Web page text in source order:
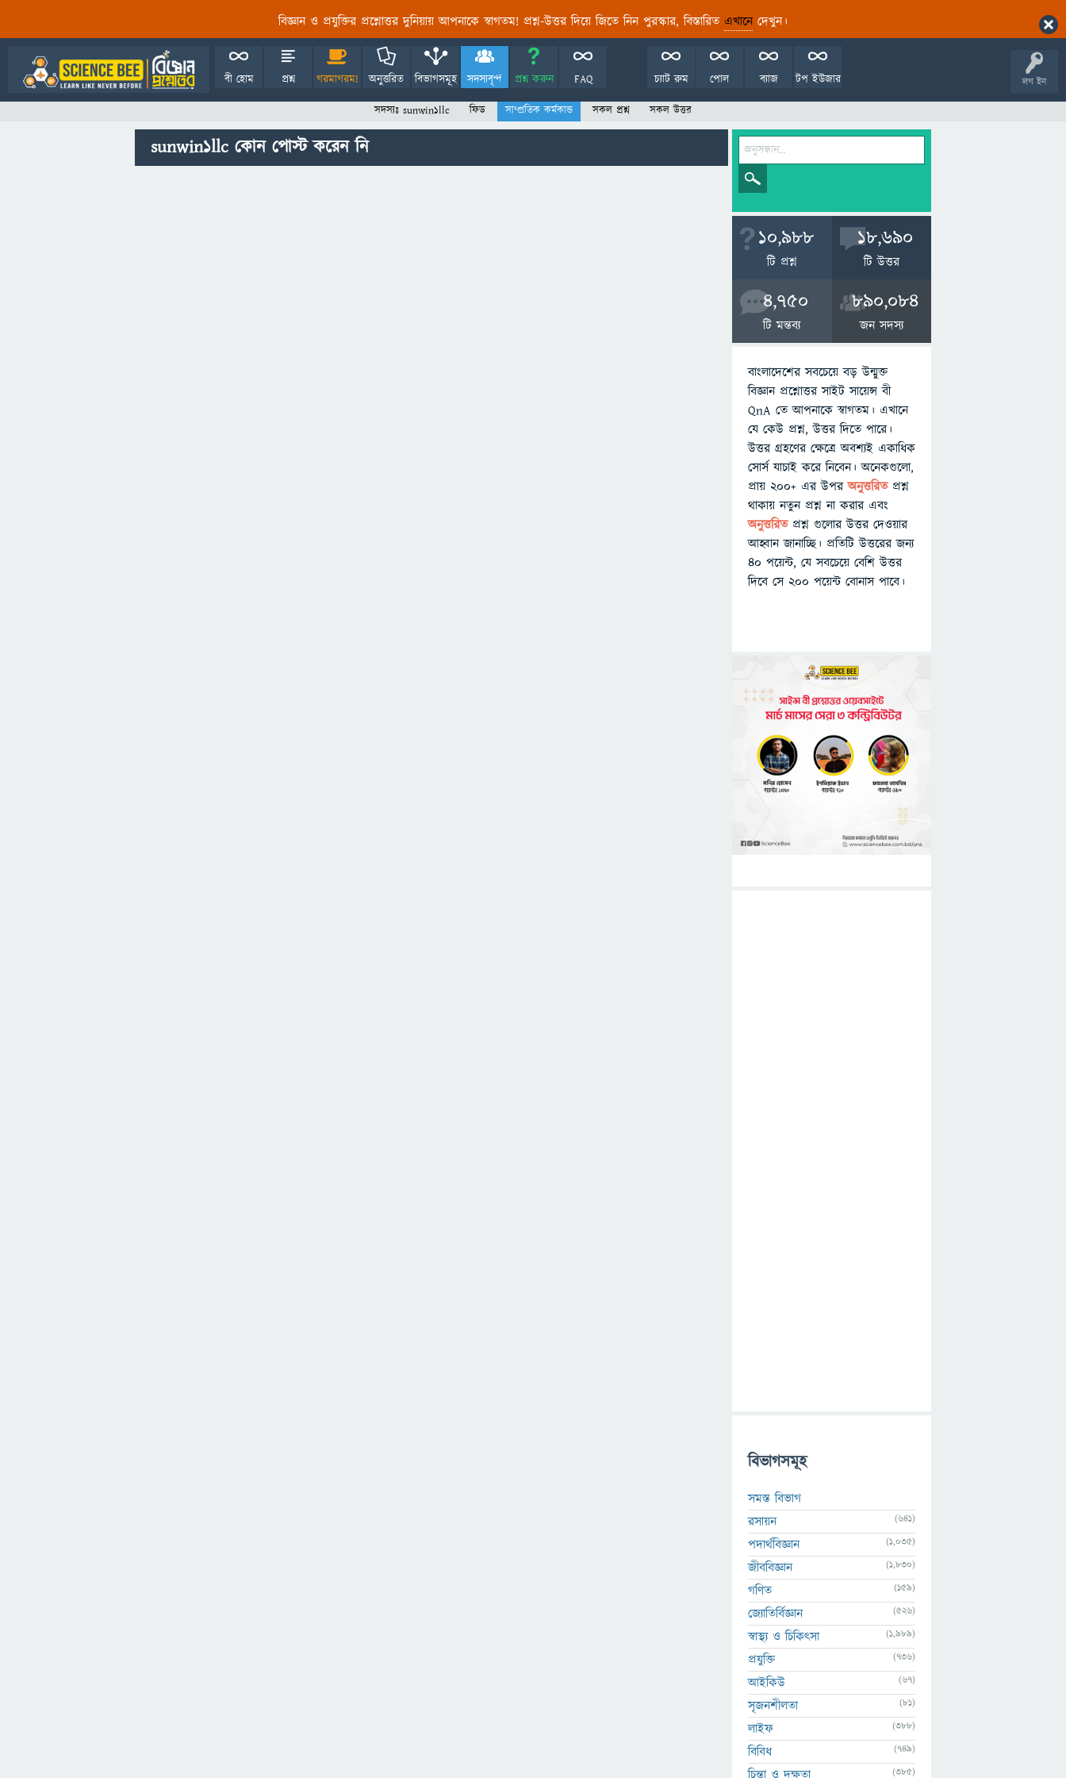
বিজ্ঞান ও প্রযুক্তির প্রশ্নোত্তর দুনিয়ায় আপনাকে স্বাগতম! প্রশ্ন-উত্তর দিয়ে জিতে নিন পুরস্কার, বিস্তারিত এখানেদেখুন।
লগ ইন
বী হোম প্রশ্ন গরমাগরম! অনুত্তরিত বিভাগসমূহ সদস্যবৃন্দ প্রশ্ন করুন FAQ টপ ইউজার
ব্যাজ
পোল
চ্যাট রুম
সদস্যঃ sunwin1llc ফিড সাম্প্রতিক কর্মকান্ড সকল প্রশ্ন সকল উত্তর
sunwin1llc কোন পোস্ট করেন নি
10,988
টি প্রশ্ন
18,690
টি উত্তর
4,750
টি মন্তব্য
890,084
জন সদস্য
বাংলাদেশের সবচেয়ে বড় উন্মুক্ত
বিজ্ঞান প্রশ্নোত্তর সাইট সায়েন্স বী
QnA তে আপনাকে স্বাগতম। এখানে
যে কেউ প্রশ্ন, উত্তর দিতে পারে।
উত্তর গ্রহণের ক্ষেত্রে অবশ্যই একাধিক
সোর্স যাচাই করে নিবেন। অনেকগুলো,
প্রায় ২০০+ এর উপরঅনুত্তরিতপ্রশ্ন
থাকায় নতুন প্রশ্ন না করার এবং
অনুত্তরিত প্রশ্ন গুলোর উত্তর দেওয়ার
আহ্বান জানাচ্ছি। প্রতিটি উত্তরের জন্য
৪০ পয়েন্ট, যে সবচেয়ে বেশি উত্তর
দিবে সে ২০০ পয়েন্ট বোনাস পাবে।
বিভাগসমূহ
সমস্ত বিভাগ
রসায়ন
(641)
পদার্থবিজ্ঞান (1,035)
জীববিজ্ঞান (1,830)
গণিত (159)
জ্যোতির্বিজ্ঞান (526)
স্বাস্থ্য ও চিকিৎসা (1,989)
প্রযুক্তি (736)
আইকিউ (67)
সৃজনশীলতা (81)
লাইফ (388)
বিবিধ (749)
চিন্তা ও দক্ষতা (385)